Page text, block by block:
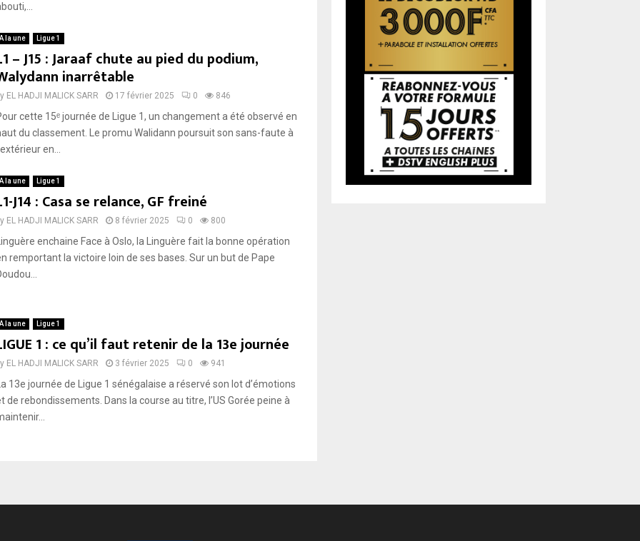
A la une Ligue 1
– J15 : Jaraaf chute au pied du podium,
inarrêtable
EL HADJI MALICK SARR 17 février 2025 0 846
cette 15ᵉ journée de Ligue 1, un changement a été observé en
du classement. Le promu Walidann poursuit son sans-faute à
en...
A la une Ligue 1
J14 : Casa se relance, GF freiné
EL HADJI MALICK SARR 8 février 2025 0 800
enchaine Face à Oslo, la Linguère fait la bonne opération
remportant la victoire loin de ses bases. Sur un but de Pape
A la une Ligue 1
1 : ce qu’il faut retenir de la 13e journée
EL HADJI MALICK SARR 3 février 2025 0 941
13e journée de Ligue 1 sénégalaise a réservé son lot d’émotions
de rebondissements. Dans la course au titre, l’US Gorée peine à